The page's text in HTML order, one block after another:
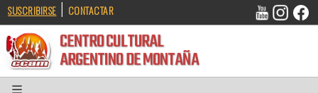
SUSCRIBIRSE | CONTACTAR
CENTRO CULTURAL
ARGENTINO DE MONTAÑA